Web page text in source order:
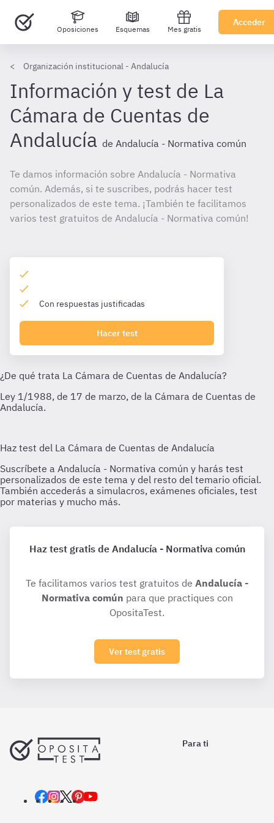
Oposiciones Esquemas Mes gratis
Acceder
Organización institucional - Andalucía
Información y test de La
Cámara de Cuentas de
Andalucía de Andalucía - Normativa común
Te damos información sobre Andalucía - Normativa
común. Además, si te suscribes, podrás hacer test
personalizados de este tema. ¡También te facilitamos
varios test gratuitos de Andalucía - Normativa común!
Con respuestas justificadas
Hacer test
Haz test gratis de Andalucía - Normativa común
Te facilitamos varios test gratuitos de Andalucía -
Normativa común para que practiques con
OpositaTest.
Ver test gratis
Para ti